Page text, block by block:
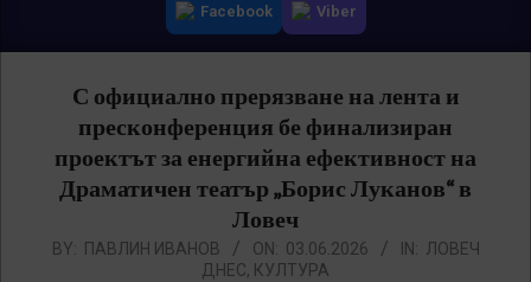
Facebook Viber
С официално прерязване на лента и
пресконференция бе финализиран
проектът за енергийна ефективност на
Драматичен театър „Борис Луканов“ в
Ловеч
BY: ПАВЛИН ИВАНОВ ON: 03.06.2026 IN: ЛОВЕЧ
ДНЕС, КУЛТУРА